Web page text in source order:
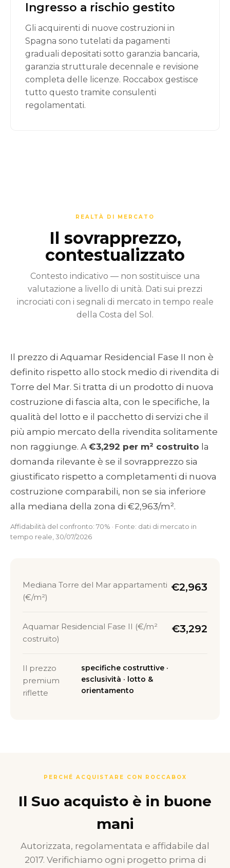
Ingresso a rischio gestito
Gli acquirenti di nuove costruzioni in
Spagna sono tutelati da pagamenti
graduali depositati sotto garanzia bancaria,
garanzia strutturale decennale e revisione
completa delle licenze. Roccabox gestisce
tutto questo tramite consulenti
regolamentati.
REALTÀ DI MERCATO
Il sovrapprezzo,
contestualizzato
Contesto indicativo — non sostituisce una
valutazione a livello di unità. Dati sui prezzi
incrociati con i segnali di mercato in tempo reale
della Costa del Sol.
Il prezzo di Aquamar Residencial Fase II non è
definito rispetto allo stock medio di rivendita di
Torre del Mar. Si tratta di un prodotto di nuova
costruzione di fascia alta, con le specifiche, la
qualità del lotto e il pacchetto di servizi che il
più ampio mercato della rivendita solitamente
non raggiunge. A €3,292 per m² costruito la
domanda rilevante è se il sovrapprezzo sia
giustificato rispetto a completamenti di nuova
costruzione comparabili, non se sia inferiore
alla mediana della zona di €2,963/m².
Affidabilità del confronto: 70% · Fonte: dati di mercato in
tempo reale, 30/07/2026
Mediana Torre del Mar appartamenti
(€/m²)
€2,963
Aquamar Residencial Fase II (€/m²
costruito)
€3,292
Il prezzo
premium
riflette
specifiche costruttive ·
esclusività · lotto &
orientamento
PERCHÉ ACQUISTARE CON ROCCABOX
Il Suo acquisto è in buone
mani
Autorizzata, regolamentata e affidabile dal
2017. Verifichiamo ogni progetto prima di